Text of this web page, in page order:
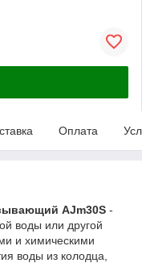
Оплата
AJm30S -
воды или другой
и химическими
воды из колодца,